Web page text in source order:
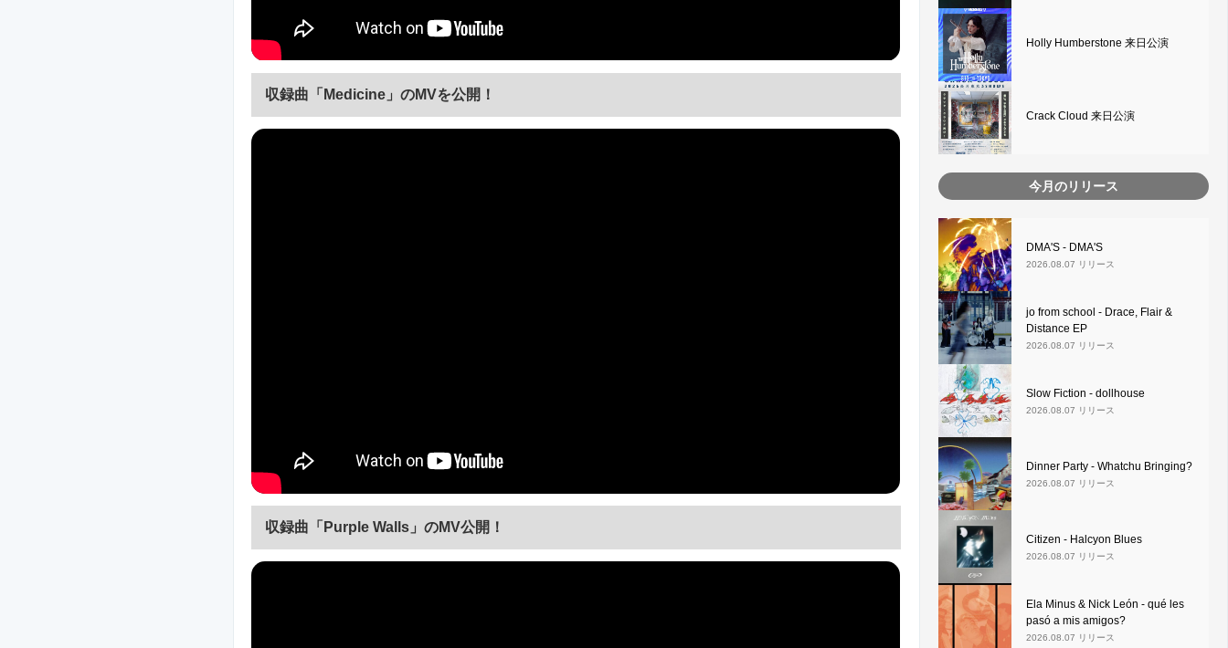
収録曲「Medicine」のMVを公開！
収録曲「Purple Walls」のMV公開！
Holly Humberstone 来日公演
Crack Cloud 来日公演
今月のリリース
DMA'S - DMA'S
2026.08.07 リリース
jo from school - Drace, Flair &
Distance EP
2026.08.07 リリース
Slow Fiction - dollhouse
2026.08.07 リリース
Dinner Party - Whatchu Bringing?
2026.08.07 リリース
Citizen - Halcyon Blues
2026.08.07 リリース
Ela Minus & Nick León - qué les
pasó a mis amigos?
2026.08.07 リリース